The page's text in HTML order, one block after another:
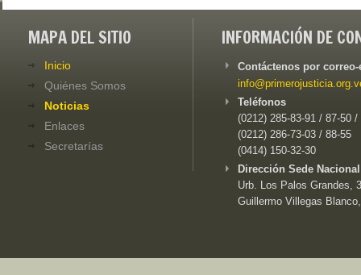
MAPA DEL SITIO
Inicio
Quiénes Somos
Noticias
Enlaces
Secretarías
INFORMACIÓN DE
Contáctenos por
Teléfonos
(0212) 285-83-91 / 87-50 /
(0212) 286-73-03 / 88-55
(0414) 150-32-30
Dirección Sede
Urb. Los Palos Grandes,
Guillermo Villegas